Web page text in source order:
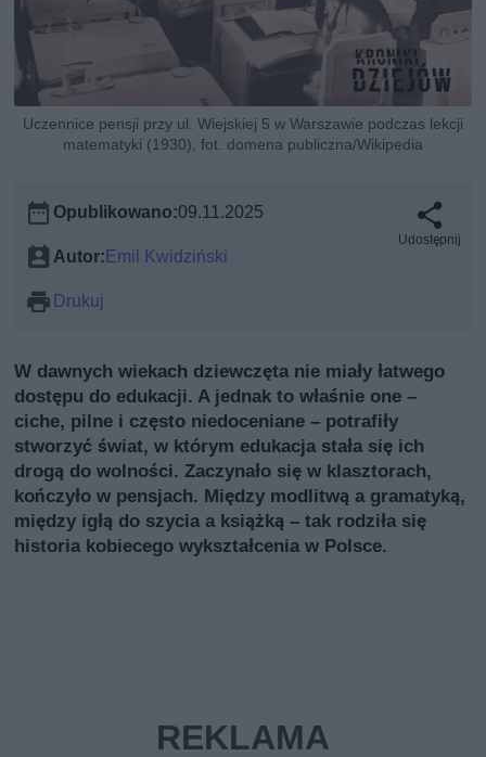
Uczennice pensji przy ul. Wiejskiej 5 w Warszawie podczas lekcji
matematyki (1930), fot. domena publiczna/Wikipedia
Opublikowano:09.11.2025
Autor:Emil Kwidziński
Drukuj
Udostępnij
W dawnych wiekach dziewczęta nie miały łatwego
dostępu do edukacji. A jednak to właśnie one –
ciche, pilne i często niedoceniane – potrafiły
stworzyć świat, w którym edukacja stała się ich
drogą do wolności. Zaczynało się w klasztorach,
kończyło w pensjach. Między modlitwą a gramatyką,
między igłą do szycia a książką – tak rodziła się
historia kobiecego wykształcenia w Polsce.